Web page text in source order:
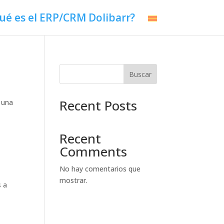
es el ERP/CRM Dolibarr?
a
Buscar
Recent Posts
Recent
Comments
No hay comentarios que
mostrar.